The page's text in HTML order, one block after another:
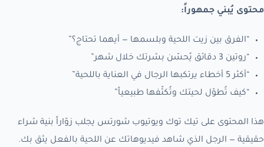
محتوى يُبني جمهوراً:
“الفرق بين زيت اللحية وبلسمها — أيهما تحتاج؟”
“روتين 3 دقائق يُحسّن بشرتك خلال شهر”
“أكثر 5 أخطاء يرتكبها الرجال في العناية باللحية”
“كيف تُطوّل لحيتك وتُكثّفها طبيعياً”
هذا المحتوى على تيك توك ويوتيوب شورتس يجلب زوّاراً بنية شراء
حقيقية — الرجل الذي شاهد فيديوهاتك عن اللحية بالفعل يثق بك.